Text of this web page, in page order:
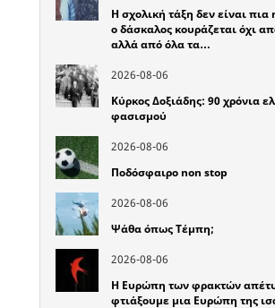
Η σχολική τάξη δεν είναι πια
ο δάσκαλος κουράζεται όχι
αλλά από όλα τα…
2026-08-06
Κύρκος Δοξιάδης: 90 χρόνια
φασισμού
2026-08-06
Ποδόσφαιρο non stop
2026-08-06
Ψάθα όπως Τέμπη;
2026-08-06
Η Ευρώπη των φρακτών
φτιάξουμε μια Ευρώπη της